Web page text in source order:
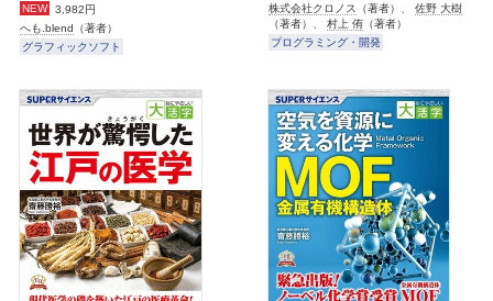
NEW
3,982円
へも.blend （著者）
グラフィックソフト
株式会社クロノス
（著者）、 佐野 大樹
（著者）、 村上 侑 （著者）
プログラミング・開発